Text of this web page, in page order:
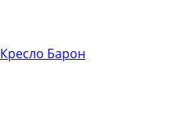
Кресло Барон